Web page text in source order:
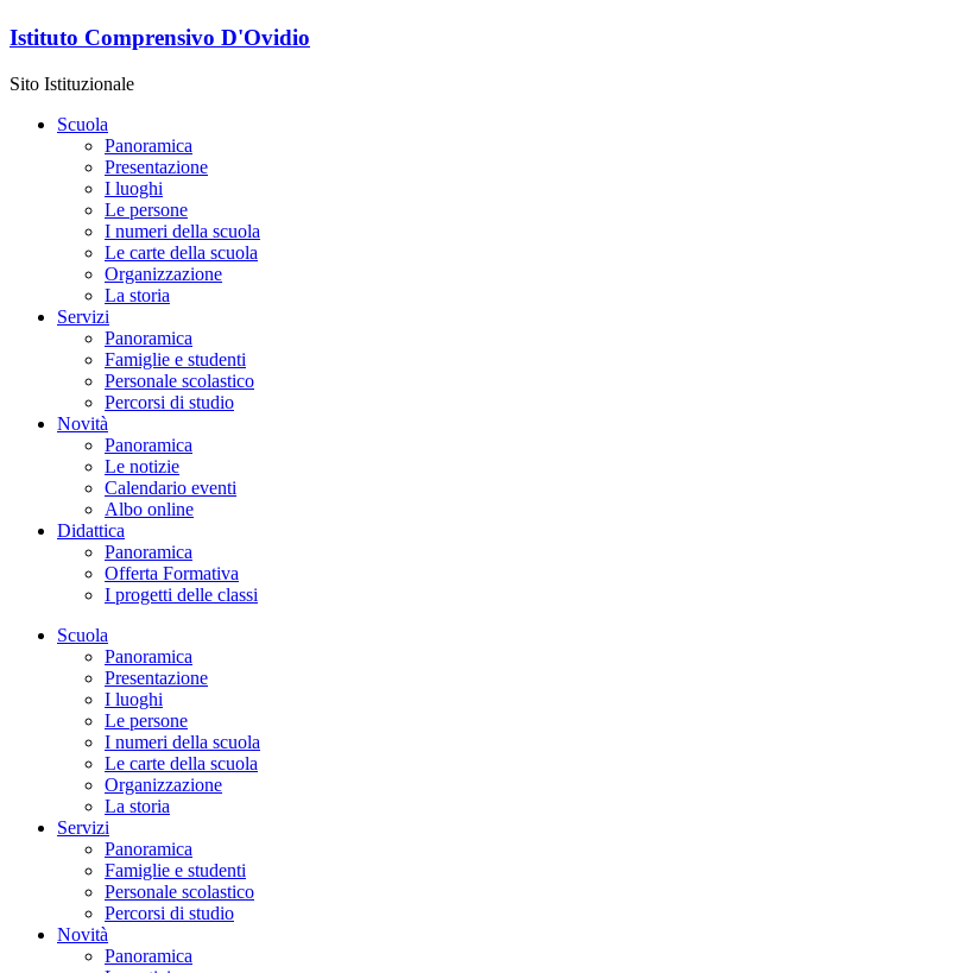
Istituto Comprensivo D'Ovidio
Sito Istituzionale
Scuola
Panoramica
Presentazione
I luoghi
Le persone
I numeri della scuola
Le carte della scuola
Organizzazione
La storia
Servizi
Panoramica
Famiglie e studenti
Personale scolastico
Percorsi di studio
Novità
Panoramica
Le notizie
Calendario eventi
Albo online
Didattica
Panoramica
Offerta Formativa
I progetti delle classi
Scuola
Panoramica
Presentazione
I luoghi
Le persone
I numeri della scuola
Le carte della scuola
Organizzazione
La storia
Servizi
Panoramica
Famiglie e studenti
Personale scolastico
Percorsi di studio
Novità
Panoramica